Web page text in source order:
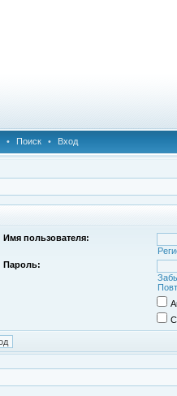
• Поиск • Вход
Имя пользователя:
Пароль: